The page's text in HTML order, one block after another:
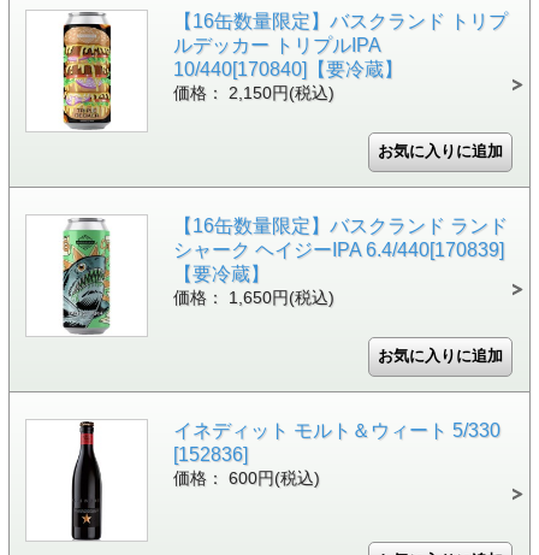
【16缶数量限定】バスクランド トリプ
ルデッカー トリプルIPA
10/440[170840]【要冷蔵】
価格： 2,150円(税込)
【16缶数量限定】バスクランド ランド
シャーク ヘイジーIPA 6.4/440[170839]
【要冷蔵】
価格： 1,650円(税込)
イネディット モルト＆ウィート 5/330
[152836]
価格： 600円(税込)